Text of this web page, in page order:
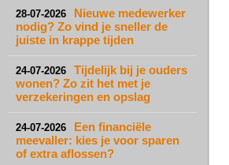
28-07-2026
Nieuwe medewerker
nodig? Zo vind je sneller de
juiste in krappe tijden
24-07-2026
Tijdelijk bij je ouders
wonen? Zo zit het met je
verzekeringen en opslag
24-07-2026
Een financiële
meevaller: kies je voor sparen
of extra aflossen?